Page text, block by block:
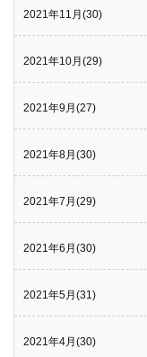
2021年11月(30)
2021年10月(29)
2021年9月(27)
2021年8月(30)
2021年7月(29)
2021年6月(30)
2021年5月(31)
2021年4月(30)